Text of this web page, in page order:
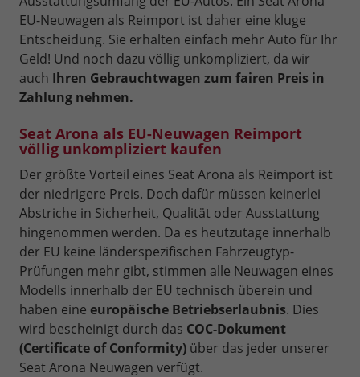
EU-Neuwagen als Reimport ist daher eine kluge
Entscheidung. Sie erhalten einfach mehr Auto für Ihr
Geld! Und noch dazu völlig unkompliziert, da wir
auch Ihren Gebrauchtwagen zum fairen Preis in
Zahlung nehmen.
Seat Arona als EU-Neuwagen Reimport
völlig unkompliziert kaufen
Der größte Vorteil eines Seat Arona als Reimport ist
der niedrigere Preis. Doch dafür müssen keinerlei
Abstriche in Sicherheit, Qualität oder Ausstattung
hingenommen werden. Da es heutzutage innerhalb
der EU keine länderspezifischen Fahrzeugtyp-
Prüfungen mehr gibt, stimmen alle Neuwagen eines
Modells innerhalb der EU technisch überein und
haben eine europäische Betriebserlaubnis. Dies
wird bescheinigt durch das COC-Dokument
(Certificate of Conformity) über das jeder unserer
Seat Arona Neuwagen verfügt.